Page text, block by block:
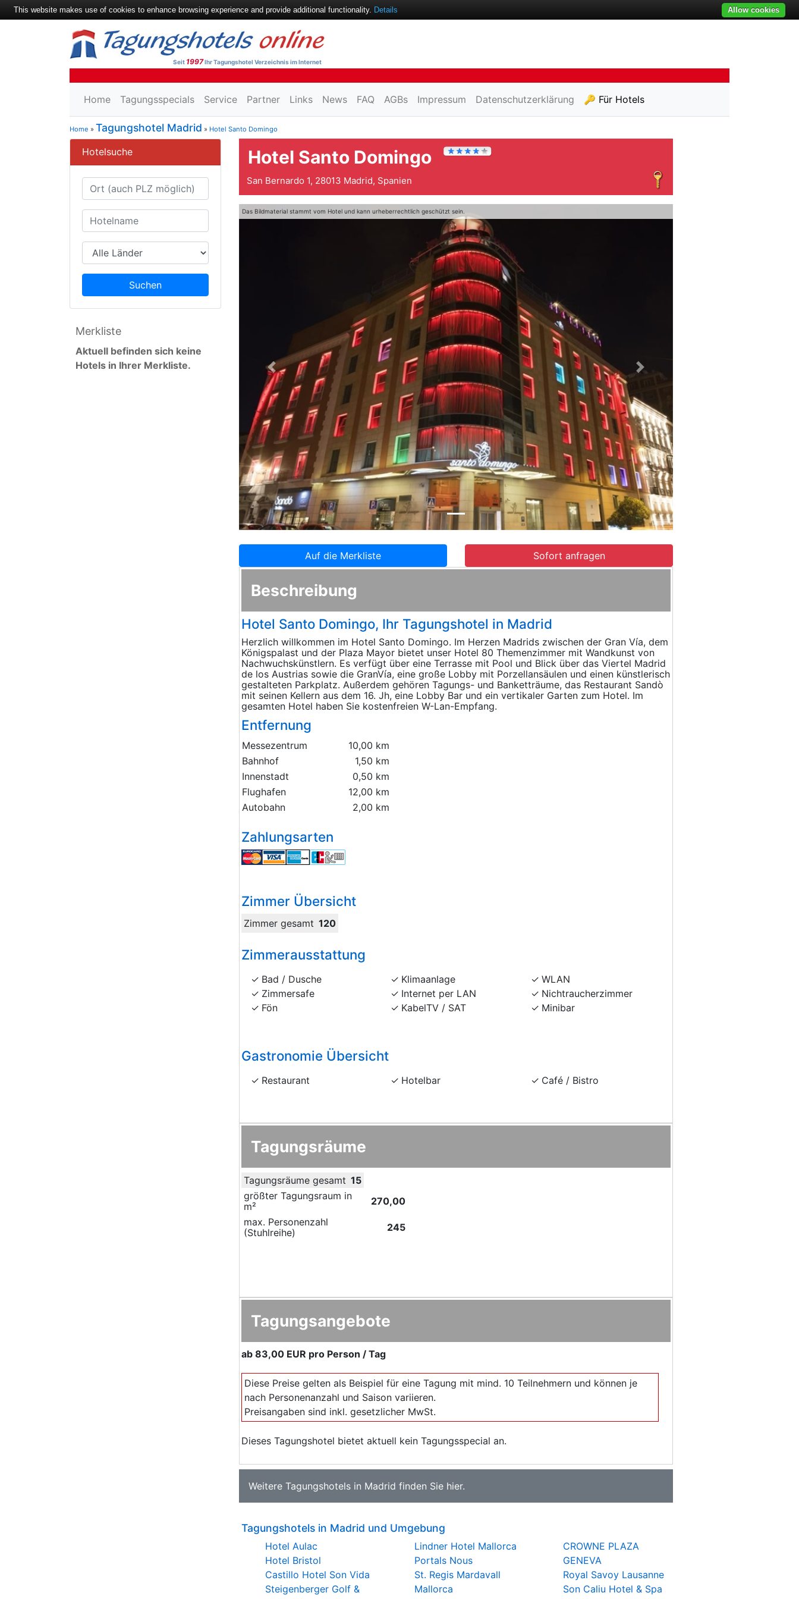
Seit 1997Ihr Tagungshotel Verzeichnis im Internet
Home Tagungsspecials Service Partner Links News FAQ AGBs Impressum Datenschutzerklärung 🔑 Für Hotels
Home » Tagungshotel Madrid » Hotel Santo Domingo
Hotelsuche
Suchen
Merkliste
Aktuell befinden sich keine
Hotels in Ihrer Merkliste.
Hotel Santo Domingo
San Bernardo 1, 28013 Madrid, Spanien
Das Bildmaterial stammt vom Hotel und kann urheberrechtlich geschützt sein.
Zurück Weiter
Auf die Merkliste Sofort anfragen
Beschreibung
Hotel Santo Domingo, Ihr Tagungshotel in Madrid
Herzlich willkommen im Hotel Santo Domingo. Im Herzen Madrids zwischen der Gran Vía, dem
Königspalast und der Plaza Mayor bietet unser Hotel 80 Themenzimmer mit Wandkunst von
Nachwuchskünstlern. Es verfügt über eine Terrasse mit Pool und Blick über das Viertel Madrid
de los Austrias sowie die GranVía, eine große Lobby mit Porzellansäulen und einen künstlerisch
gestalteten Parkplatz. Außerdem gehören Tagungs- und Banketträume, das Restaurant Sandò
mit seinen Kellern aus dem 16. Jh, eine Lobby Bar und ein vertikaler Garten zum Hotel. Im
gesamten Hotel haben Sie kostenfreien W-Lan-Empfang.
Entfernung
Messezentrum
10,00 km
Bahnhof
1,50 km
Innenstadt
0,50 km
Flughafen
12,00 km
Autobahn
2,00 km
Zahlungsarten
Zimmer Übersicht
Zimmer gesamt 120
Zimmerausstattung
Bad / Dusche
Zimmersafe
Fön
Klimaanlage
Internet per LAN
KabelTV / SAT
WLAN
Nichtraucherzimmer
Minibar
Gastronomie Übersicht
Restaurant Hotelbar Café / Bistro
Tagungsräume
Tagungsräume gesamt 15
größter Tagungsraum in
m²
270,00
max. Personenzahl
(Stuhlreihe)
245
Tagungsangebote
ab 83,00 EUR pro Person / Tag
Diese Preise gelten als Beispiel für eine Tagung mit mind. 10 Teilnehmern und können je
nach Personenanzahl und Saison variieren.
Preisangaben sind inkl. gesetzlicher MwSt.
Dieses Tagungshotel bietet aktuell kein Tagungsspecial an.
Weitere Tagungshotels in Madrid finden Sie hier.
Tagungshotels in Madrid und Umgebung
Hotel Aulac
Hotel Bristol
Castillo Hotel Son Vida
Steigenberger Golf &
Lindner Hotel Mallorca
Portals Nous
St. Regis Mardavall
Mallorca
CROWNE PLAZA
GENEVA
Royal Savoy Lausanne
Son Caliu Hotel & Spa
This website makes use of cookies to enhance browsing experience and provide additional functionality. Details Allow cookies